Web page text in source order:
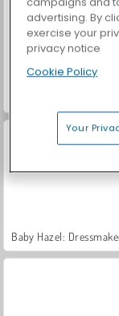
Baby Hazel:
advertising. By
exercise your
privacy notice
Cookie Policy
Your